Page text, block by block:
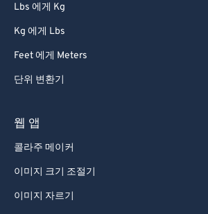
Lbs 에게 Kg
Kg 에게 Lbs
Feet 에게 Meters
단위 변환기
웹 앱
콜라주 메이커
이미지 크기 조절기
이미지 자르기